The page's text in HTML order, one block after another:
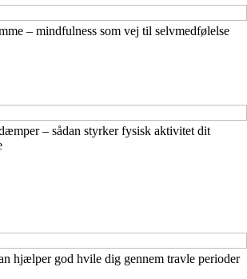
– mindfulness som vej til selvmedfølelse
– sådan styrker fysisk aktivitet dit
hjælper god hvile dig gennem travle perioder